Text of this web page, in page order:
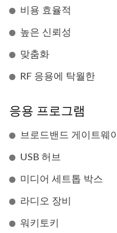
비용 효율적
높은 신뢰성
맞춤화
RF 응용에 탁월한
응용 프로그램
브로드밴드 게이트웨이
USB 허브
미디어 세트톱 박스
라디오 장비
워키토키